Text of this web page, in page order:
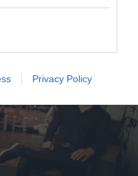
Privacy Policy